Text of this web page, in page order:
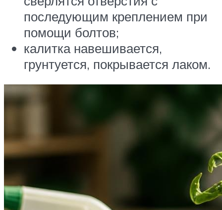
последующим креплением при
помощи болтов;
калитка навешивается,
грунтуется, покрывается лаком.